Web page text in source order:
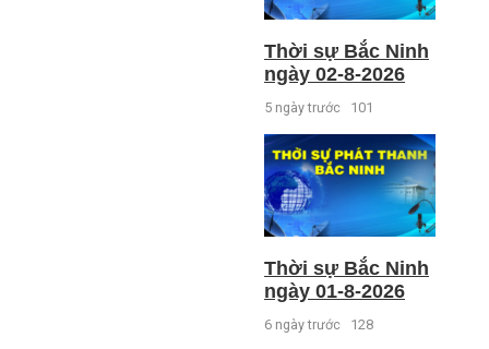
Thời sự Bắc Ninh
ngày 02-8-2026
5 ngày trước 101
Thời sự Bắc Ninh
ngày 01-8-2026
6 ngày trước 128